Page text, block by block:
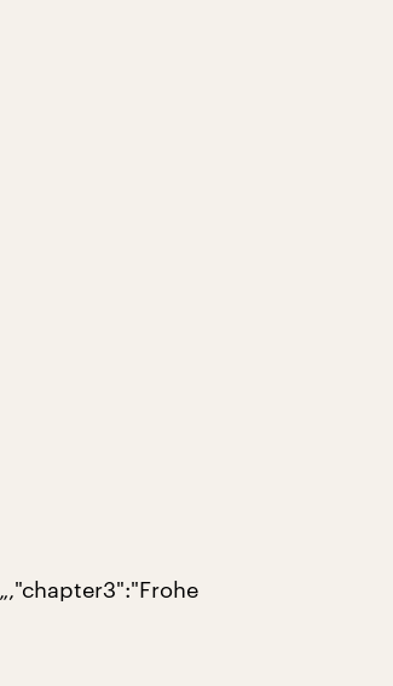
„,"chapter3":"Frohe